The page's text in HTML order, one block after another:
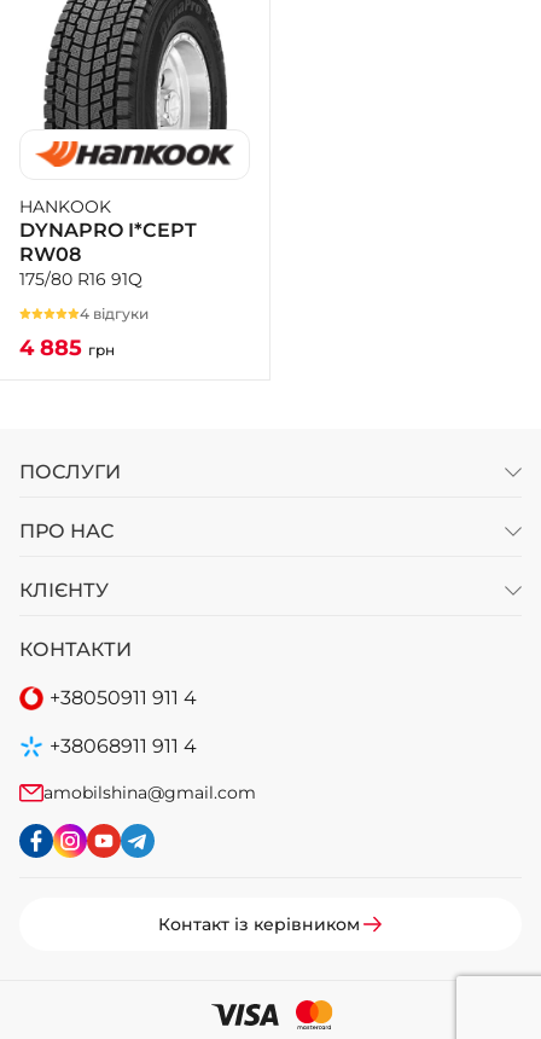
HANKOOK
DYNAPRO I*CEPT
RW08
175/80 R16 91Q
4 відгуки
4 885 грн
ПОСЛУГИ
ПРО НАС
КЛІЄНТУ
КОНТАКТИ
+38050911 911 4
+38068911 911 4
amobilshina@gmail.com
Контакт із керівником